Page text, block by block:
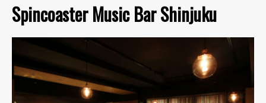
Spincoaster Music Bar Shinjuku